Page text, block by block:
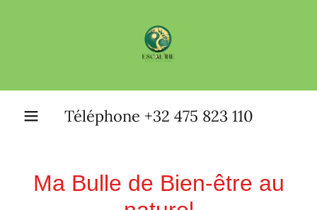
Téléphone +32 475 823 110
Ma Bulle de Bien-être au